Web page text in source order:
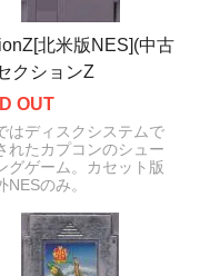
北米版NES](中古
クションZ
OUT
はディスクシステムで
れたカプコンのシュー
グゲーム。カセット版
NESのみ。